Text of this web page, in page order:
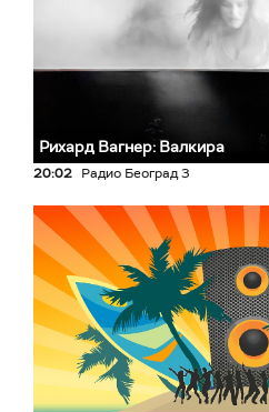
Рихард Вагнер: Валкира
20:02 Радио Београд 3